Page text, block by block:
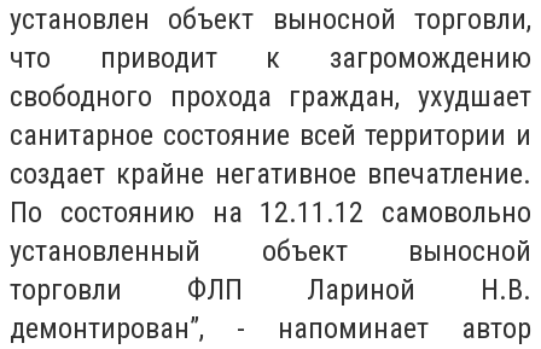
установлен объект выносной торговли,
что приводит к загромождению
свободного прохода граждан, ухудшает
санитарное состояние всей территории и
создает крайне негативное впечатление.
По состоянию на 12.11.12 самовольно
установленный объект выносной
торговли ФЛП Лариной Н.В.
демонтирован”, - напоминает автор